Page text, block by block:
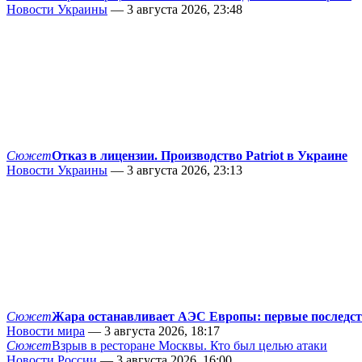
Новости Украины — 3 августа 2026, 23:48
СюжетОтказ в лицензии. Производство Patriot в Украине
Новости Украины — 3 августа 2026, 23:13
СюжетЖара останавливает АЭС Европы: первые
Новости мира — 3 августа 2026, 18:17
СюжетВзрыв в ресторане Москвы. Кто был целью атаки